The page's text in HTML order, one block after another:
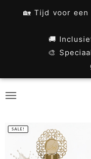
🏡 Tijd voor een
🚚
🎨
SALE!